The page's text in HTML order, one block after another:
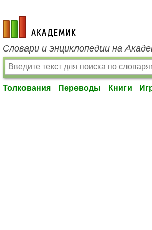
academic.ru
Словари и энциклопедии на
Толкования Переводы Книги